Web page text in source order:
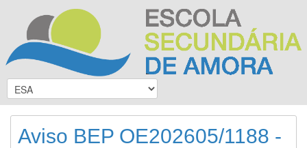
Aviso BEP OE202605/1188 -